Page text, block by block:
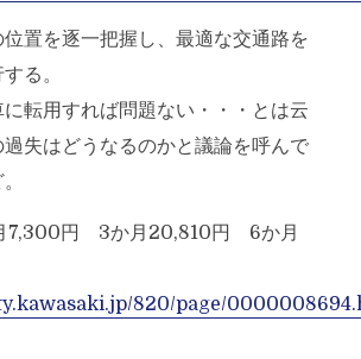
置を逐一把握し、最適な交通路を
る。
転用すれば問題ない・・・とは云
過失はどうなるのかと議論を呼んで
7,300円 3か月20,810円 6か月
820/page/